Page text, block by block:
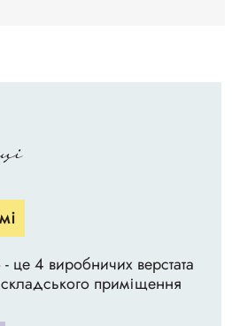
це 4 виробничих верстата
приміщення